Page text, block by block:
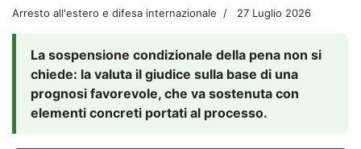
Arresto all'estero e difesa internazionale 27 Luglio 2026
La sospensione condizionale della pena non si
chiede: la valuta il giudice sulla base di una
prognosi favorevole, che va sostenuta con
elementi concreti portati al processo.